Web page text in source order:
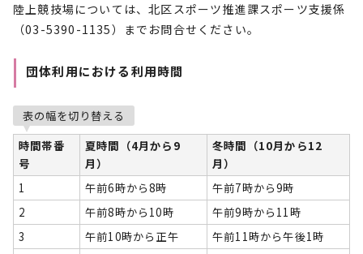
陸上競技場については、北区スポーツ推進課スポーツ支援係
（03-5390-1135）までお問合せください。
団体利用における利用時間
表の幅を切り替える
時間帯番
号
夏時間（4月から9
月）
冬時間（10月から12
月）
1
午前6時から8時
午前7時から9時
2
午前8時から10時
午前9時から11時
3
午前10時から正午
午前11時から午後1時